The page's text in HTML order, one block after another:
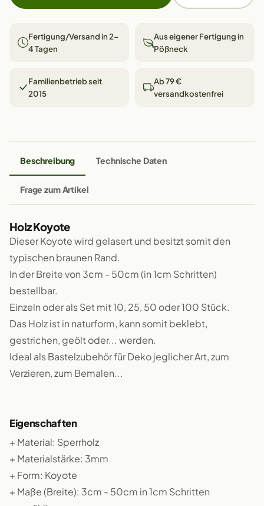
Fertigung/Versand in 2–
4 Tagen
Aus eigener Fertigung in
Pößneck
Familienbetrieb seit
2015
Ab 79 €
versandkostenfrei
Beschreibung Technische Daten
Frage zum Artikel
Holz Koyote
Dieser Koyote wird gelasert und besitzt somit den
typischen braunen Rand.
In der Breite von 3cm - 50cm (in 1cm Schritten)
bestellbar.
Einzeln oder als Set mit 10, 25, 50 oder 100 Stück.
Das Holz ist in naturform, kann somit beklebt,
gestrichen, geölt oder... werden.
Ideal als Bastelzubehör für Deko jeglicher Art, zum
Verzieren, zum Bemalen...
Eigenschaften
+ Material: Sperrholz
+ Materialstärke: 3mm
+ Form: Koyote
+ Maße (Breite): 3cm - 50cm in 1cm Schritten